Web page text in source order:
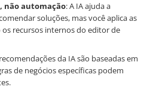
não automação: A IA ajuda a
soluções, mas você aplica as
recursos internos do editor de
da IA são baseadas em
de negócios específicas podem